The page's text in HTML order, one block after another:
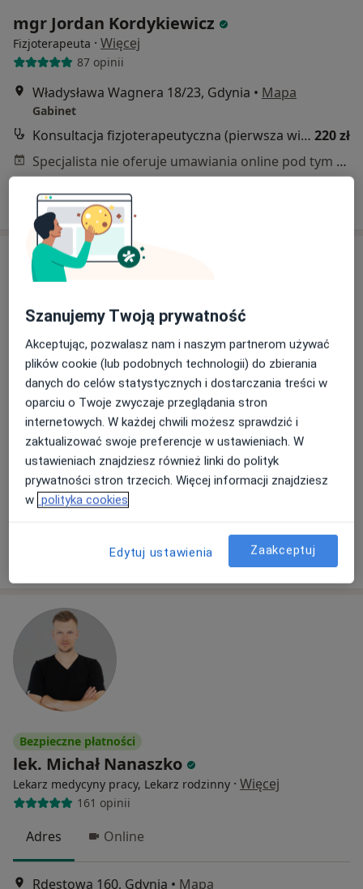
mgr Jordan Kordykiewicz
Fizjoterapeuta · Więcej
87 opinii
Władysława Wagnera 18/23, Gdynia • Mapa
Gabinet
Konsultacja fizjoterapeutyczna (pierwsza wizyta) 220 zł
Specjalista nie oferuje umawiania online pod tym adresem.
Poproś o wizytę
mgr Paweł Knast
Fizjoterapeuta·Więcej
184 opinie
Janki Bryla 35, Gdynia • Mapa
Fizjo Soma - Gabinet fizjoterapii i pracy z ciałem
Konsultacja fizjoterapeutyczna
Poproś o wizytę
Bezpieczne płatności
lek. Michał Nanaszko
Lekarz medycyny pracy, Lekarz rodzinny · Więcej
161 opinii
Adres Online
Rdestowa 160, Gdynia • Mapa
Szanujemy Twoją prywatność
Akceptując, pozwalasz nam i naszym partnerom używać
plików cookie (lub podobnych technologii) do zbierania
danych do celów statystycznych i dostarczania treści w
oparciu o Twoje zwyczaje przeglądania stron
internetowych. W każdej chwili możesz sprawdzić i
zaktualizować swoje preferencje w ustawieniach. W
ustawieniach znajdziesz również linki do polityk
prywatności stron trzecich. Więcej informacji znajdziesz
w polityka cookies
Edytuj ustawienia Zaakceptuj